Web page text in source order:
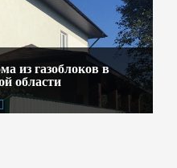
из газоблоков в
области